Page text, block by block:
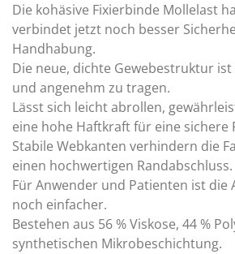
Die kohäsive Fixierbinde Mollelast
verbindet jetzt noch besser
Handhabung.
Die neue, dichte Gewebestruktur
und angenehm zu tragen.
Lässt sich leicht abrollen,
eine hohe Haftkraft für eine sichere
Stabile Webkanten verhindern die
einen hochwertigen Randabschluss.
Für Anwender und Patienten ist die
noch einfacher.
Bestehen aus 56 % Viskose, 44 %
synthetischen Mikrobeschichtung.